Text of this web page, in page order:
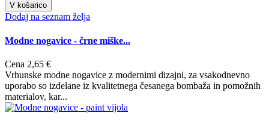
V košarico
Dodaj na seznam želja
Modne nogavice - črne miške...
Cena 2,65 €
Vrhunske modne nogavice z modernimi dizajni, za vsakodnevno
uporabo so izdelane iz kvalitetnega česanega bombaža in pomožnih
materialov, kar...